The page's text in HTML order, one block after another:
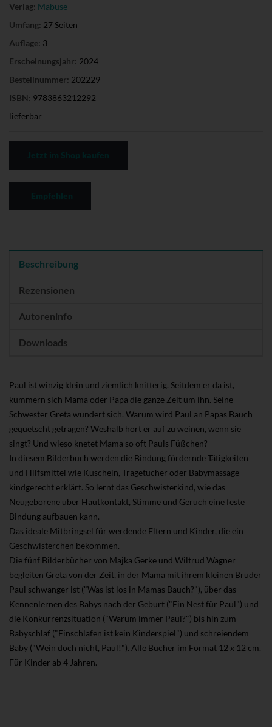
Verlag: Mabuse
Umfang: 27 Seiten
Auflage: 3
Erscheinungsjahr: 2024
Bestellnummer: 202229
ISBN: 9783863212292
lieferbar
Beschreibung
Rezensionen
Autoreninfo
Downloads
Paul ist winzig klein und ziemlich knitterig. Seitdem er da ist,
kümmern sich Mama oder Papa die ganze Zeit um ihn. Seine
Schwester Greta wundert sich. Warum wird Paul an Papas Bauch
gequetscht getragen? Weshalb hört er auf zu weinen, wenn sie
singt? Und wieso knetet Mama so oft Pauls Füßchen?
In diesem Bilderbuch werden die Bindung fördernde Tätigkeiten
und Hilfsmittel wie Kuscheln, Tragetücher oder Babymassage
kindgerecht erklärt. So lernt das Geschwisterkind, wie das
Neugeborene über Hautkontakt, Stimme und Geruch eine feste
Bindung aufbauen kann.
Das ideale Mitbringsel für werdende Eltern und Kinder, die ein
Geschwisterchen bekommen.
Die fünf Bilderbücher von Majka Gerke und Wiltrud Wagner
begleiten Greta von der Zeit, in der Mama mit ihrem kleinen Bruder
Paul schwanger ist ("Was ist los in Mamas Bauch?"), über das
Kennenlernen des Babys nach der Geburt ("Ein Nest für Paul") und
die Konkurrenzsituation ("Warum immer Paul?") bis hin zum
Babyschlaf ("Einschlafen ist kein Kinderspiel") und schreiendem
Baby ("Wein doch nicht, Paul!"). Alle Bücher im Format 12 x 12 cm.
Für Kinder ab 4 Jahren.